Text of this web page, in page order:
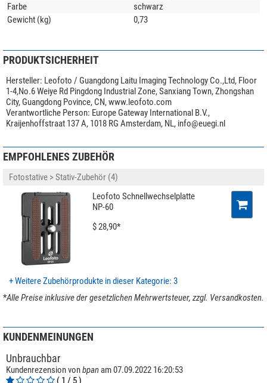
Farbe
schwarz
Gewicht (kg)
0,73
PRODUKTSICHERHEIT
Hersteller: Leofoto / Guangdong Laitu Imaging Technology Co.,Ltd, Floor
1-4,No.6 Weiye Rd Pingdong Industrial Zone, Sanxiang Town, Zhongshan
City, Guangdong Povince, CN, www.leofoto.com
Verantwortliche Person: Europe Gateway International B.V.,
Kraijenhoffstraat 137 A, 1018 RG Amsterdam, NL, info@euegi.nl
EMPFOHLENES ZUBEHÖR
Fotostative > Stativ-Zubehör (4)
Leofoto Schnellwechselplatte
NP-60
$ 28,90*
+ Weitere Zubehörprodukte in dieser Kategorie: 3
*Alle Preise inklusive der gesetzlichen Mehrwertsteuer, zzgl. Versandkosten.
KUNDENMEINUNGEN
Unbrauchbar
Kundenrezension vonbpanam 07.09.2022 16:20:53
( 1 / 5 )